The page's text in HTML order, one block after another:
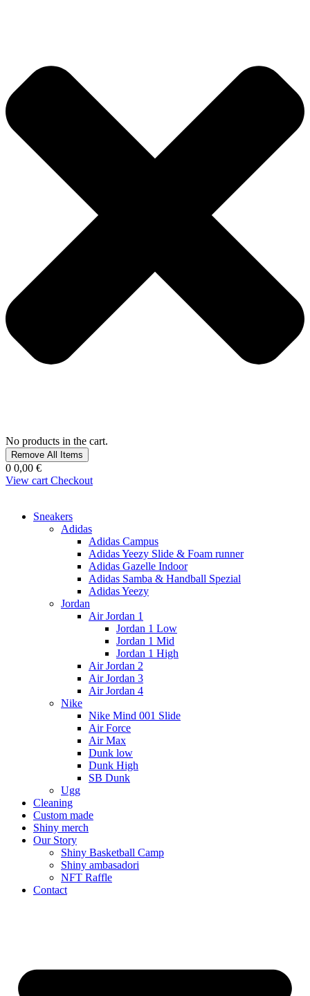
No products in the cart.
Remove All Items
0 0,00 €
View cart Checkout
Sneakers
Adidas
Adidas Campus
Adidas Yeezy Slide & Foam runner
Adidas Gazelle Indoor
Adidas Samba & Handball Spezial
Adidas Yeezy
Jordan
Air Jordan 1
Jordan 1 Low
Jordan 1 Mid
Jordan 1 High
Air Jordan 2
Air Jordan 3
Air Jordan 4
Nike
Nike Mind 001 Slide
Air Force
Air Max
Dunk low
Dunk High
SB Dunk
Ugg
Cleaning
Custom made
Shiny merch
Our Story
Shiny Basketball Camp
Shiny ambasadori
NFT Raffle
Contact